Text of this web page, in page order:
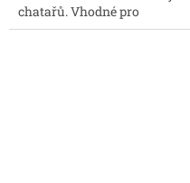
chatařů. Vhodné pro
víkendové středně náročné